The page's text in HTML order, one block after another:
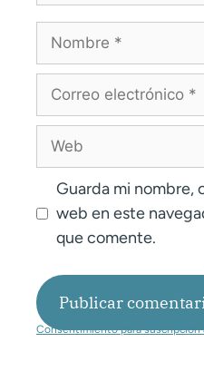
Guarda mi nombre,
web en este
que comente.
Consentimiento para suscripción